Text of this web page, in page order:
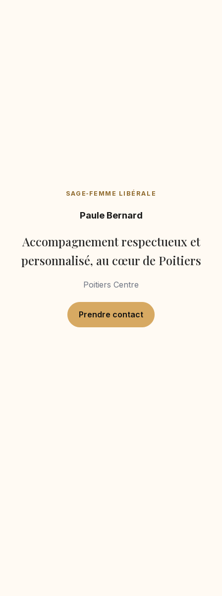
SAGE‑FEMME LIBÉRALE
Paule Bernard
Accompagnement respectueux et
personnalisé, au cœur de Poitiers
Poitiers Centre
Prendre contact